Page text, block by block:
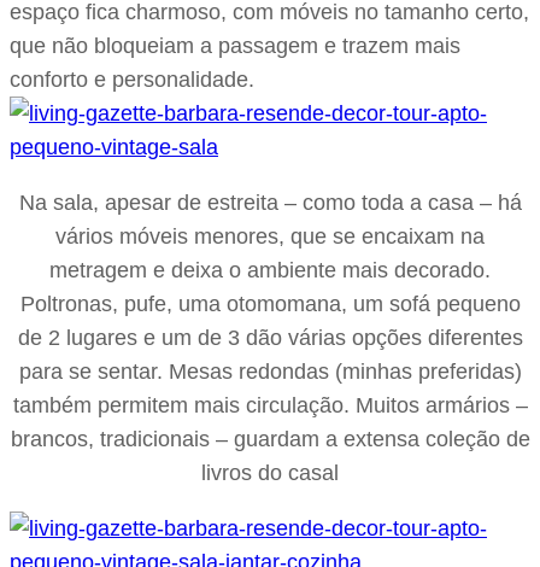
espaço fica charmoso, com móveis no tamanho certo,
que não bloqueiam a passagem e trazem mais
conforto e personalidade.
Na sala, apesar de estreita – como toda a casa – há
vários móveis menores, que se encaixam na
metragem e deixa o ambiente mais decorado.
Poltronas, pufe, uma otomomana, um sofá pequeno
de 2 lugares e um de 3 dão várias opções diferentes
para se sentar. Mesas redondas (minhas preferidas)
também permitem mais circulação. Muitos armários –
brancos, tradicionais – guardam a extensa coleção de
livros do casal